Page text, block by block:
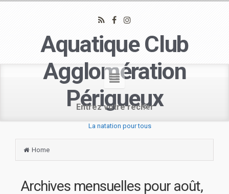
Aquatique Club
Agglomération
Périgueux
La natation pour tous
Home
Archives mensuelles pour août,